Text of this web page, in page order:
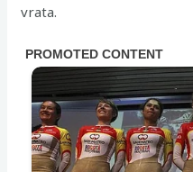
vrata.